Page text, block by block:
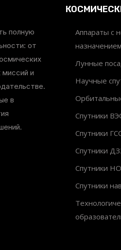
полную
от
и
в
Аппараты с
назначением
Лунные
Научные
Спутники
Спутники
Спутники
Спутники
Спутники